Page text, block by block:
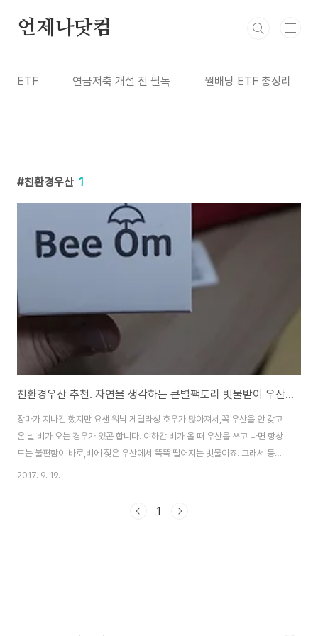
언제나닷컴
ETF 연금저축 개설 전 필독 월배당 ETF 총정리
친환경우산 1
친환경우산 추천. 자연을 생각하는 큰별팩토리 빗물받이 우산 '비옴' 사용기
장마가 지나긴 했지만 요샌 워낙 게릴라성 호우가 많아져서,꼭 우산을 안 갖고
온 날 비가 오는 경우가 있곤 합니다. 여하간 비가 올 때 우산을 쓰고 나면 항상
드는 불편함이 바로,비에 젖은 우산에서 뚝뚝 떨어지는 빗물이죠. 그래서 등장
한 게 바로 쇼핑몰같은 실내에 들어갈 때 입구에 놓는 우산비닐이죠. 그런데 이
생각없이 쓰는 `우산 비닐` 연간 1억장… 환경 골병든다 (뉴시스 2011년 8월
2017. 9. 19.
1